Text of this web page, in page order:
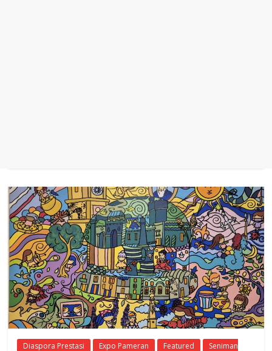
Diaspora Prestasi Expo Pameran Featured
Seniman